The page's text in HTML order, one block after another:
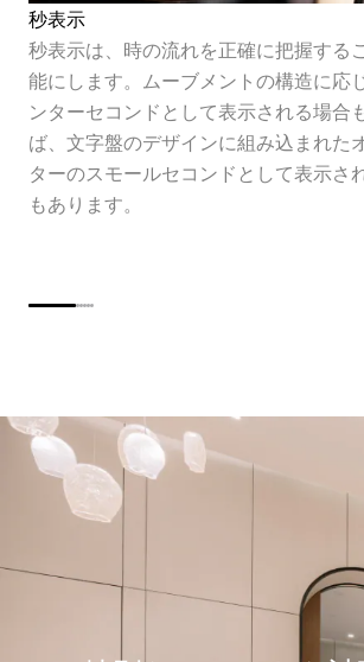
秒表示
秒表示は、時の流れを正確に把握する
能にします。ムーブメントの構造に応
ンターセコンドとして表示される場合
ば、文字盤のデザインに組み込まれた
ターのスモールセコンドとして表示さ
もあります。